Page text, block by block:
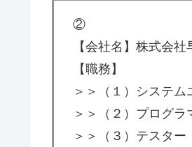
②
【会社名】株式会社
【職務】
＞＞（１）システム
＞＞（２）プログラ
＞＞（３）テスター